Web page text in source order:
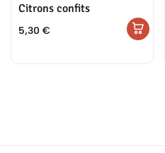
Citrons confits
5,30 €